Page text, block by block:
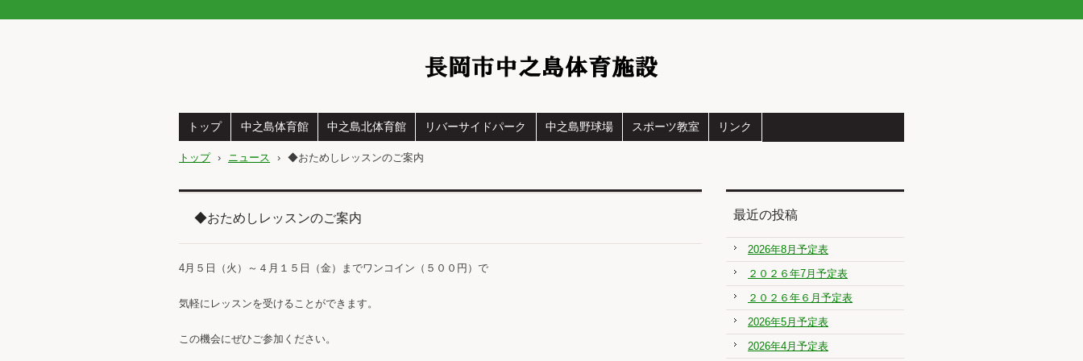
トップ 中之島体育館 中之島北体育館 リバーサイドパーク 中之島野球場 スポーツ教室 リンク
トップ › ニュース › ◆おためしレッスンのご案内
◆おためしレッスンのご案内
4月５日（火）～４月１５日（金）までワンコイン（５００円）で
気軽にレッスンを受けることができます。
この機会にぜひご参加ください。
最近の投稿
2026年8月予定表
２０２６年7月予定表
２０２６年６月予定表
2026年5月予定表
2026年4月予定表